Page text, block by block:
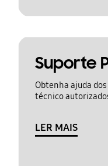
Suporte
Obtenha ajuda
técnico
LER MAIS